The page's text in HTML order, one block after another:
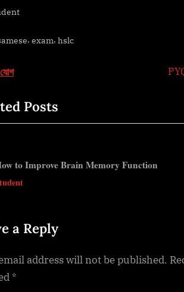
, exam, hslc
N
t
Posts
to Improve Brain Memory Function
a Reply
address will not be published.
*